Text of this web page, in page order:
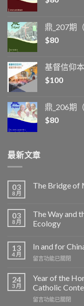
鼎_207期
$80
基督信仰
$100
鼎_206期
$80
最新文章
03
8 月
The Bridge of
03
8 月
The Way and
Ecology
13
4 月
In and for
在
and
China:
Father
留言功能已關閉
24
3 月
Year of the
Catholic
在
留言功能已關閉